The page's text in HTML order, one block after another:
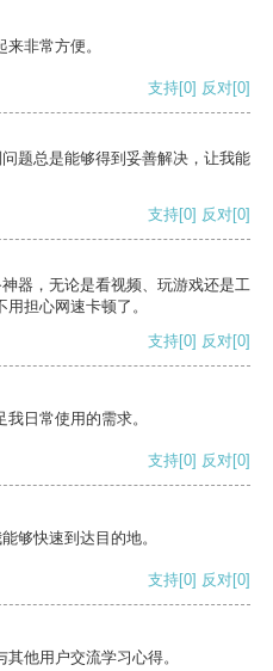
非常方便。
支持[0] 反对[0]
题总是能够得到妥善解决，让我能
支持[0] 反对[0]
器，无论是看视频、玩游戏还是工
担心网速卡顿了。
支持[0] 反对[0]
日常使用的需求。
支持[0] 反对[0]
够快速到达目的地。
支持[0] 反对[0]
他用户交流学习心得。